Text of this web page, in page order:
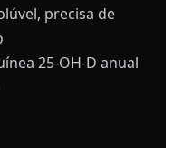
precisa de
25-OH-D anual